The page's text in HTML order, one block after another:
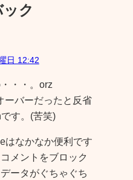
ク
日 12:42
・・。orz
ーバーだったと反省
す。(苦笑)
はなかなか便利です
メントをブロック
ータがぐちゃぐち